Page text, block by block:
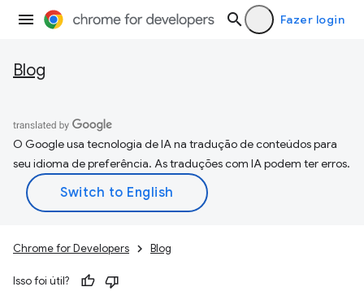
Fazer login
Blog
O Google usa tecnologia de IA na tradução de conteúdos para
seu idioma de preferência. As traduções com IA podem ter erros.
Chrome for Developers Blog
Isso foi útil?